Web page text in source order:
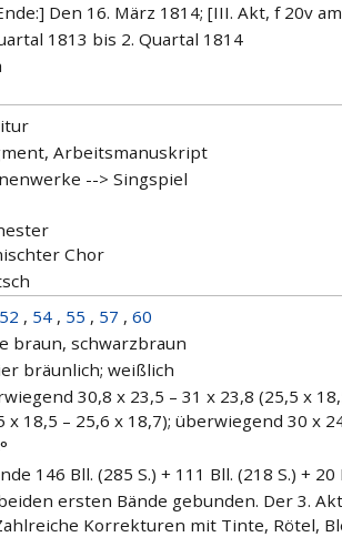
Den 16. März 1814; [III. Akt, f 20v
1813 bis 2. Quartal 1814
Arbeitsmanuskript
--> Singspiel
Chor
52 , 54 , 55 , 57 , 60
braun, schwarzbraun
bräunlich; weißlich
30,8 x 23,5 – 31 x 23,8 (25,5 x
x 18,5 – 25,6 x 18,7); überwiegend 30 x
146 Bll. (285 S.) + 111 Bll. (218 S.) + 20
ersten Bände gebunden. Der 3.
Korrekturen mit Tinte, Rötel,